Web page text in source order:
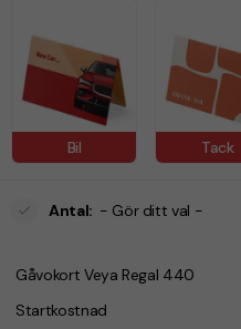
Bil Tack
Antal: - Gör ditt val -
Gåvokort Veya Regal 440
Startkostnad